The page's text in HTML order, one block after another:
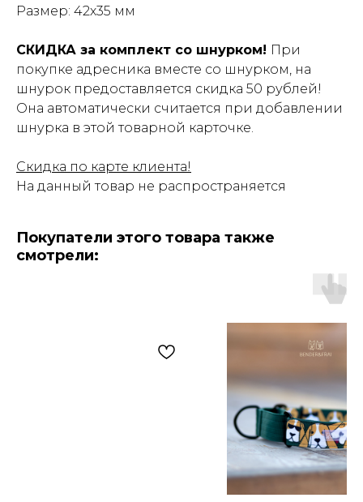
Размер: 42х35 мм
СКИДКА за комплект со шнурком! При
покупке адресника вместе со шнурком, на
шнурок предоставляется скидка 50 рублей!
Она автоматически считается при добавлении
шнурка в этой товарной карточке.
Скидка по карте клиента!
На данный товар не распространяется
Покупатели этого товара также
смотрели: